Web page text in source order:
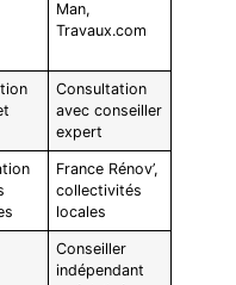
Man,
Travaux.com
Consultation
avec conseiller
expert
France Rénov’,
collectivités
locales
Conseiller
indépendant